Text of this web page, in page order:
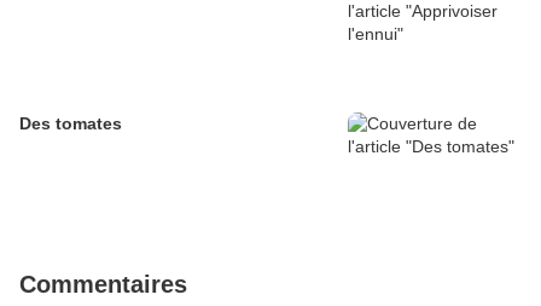
Des tomates
Commentaires